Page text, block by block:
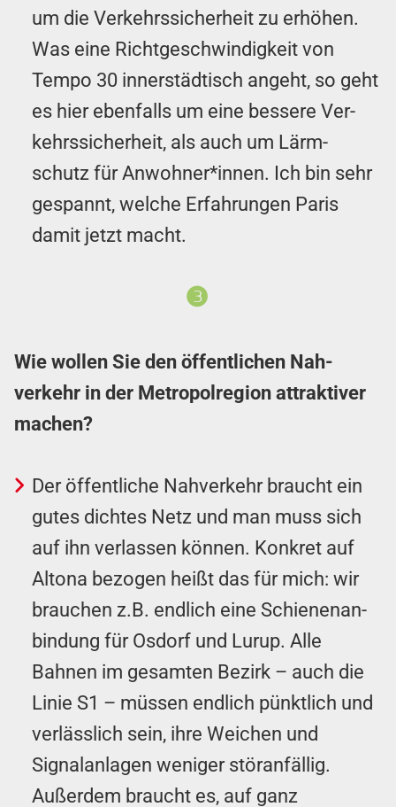
um die Ver­kehrs­sicher­heit zu erhöhen.
Was eine Richt­ge­schwin­dig­keit von
Tempo 30 inner­städtisch angeht, so geht
es hier ebenfalls um eine bessere Ver­
kehrs­sicher­heit, als auch um Lärm­
schutz für An­wohn­er*innen. Ich bin sehr
gespannt, welche Er­fahr­ungen Paris
damit jetzt macht.
❸
Wie wollen Sie den öffentlichen Nah­
verkehr in der Me­tro­pol­region attraktiver
machen?
Der öffentliche Nah­ver­kehr braucht ein
gutes dichtes Netz und man muss sich
auf ihn verlassen können. Konkret auf
Altona bezogen heißt das für mich: wir
brauchen z.B. endlich eine Schien­en­an­
bind­ung für Osdorf und Lurup. Alle
Bahnen im gesamten Bezirk – auch die
Linie S1 – müssen endlich pünktlich und
verlässlich sein, ihre Weichen und
Signal­anlagen weniger stör­an­fällig.
Außerdem braucht es, auf ganz